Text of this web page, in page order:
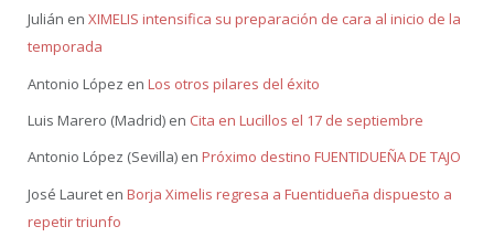
Julián en XIMELIS intensifica su preparación de cara al inicio de la
temporada
Antonio López en Los otros pilares del éxito
Luis Marero (Madrid)en Cita en Lucillos el 17 de septiembre
Antonio López (Sevilla)en Próximo destino FUENTIDUEÑA DE TAJO
José Laureten Borja Ximelis regresa a Fuentidueña dispuesto a
repetir triunfo